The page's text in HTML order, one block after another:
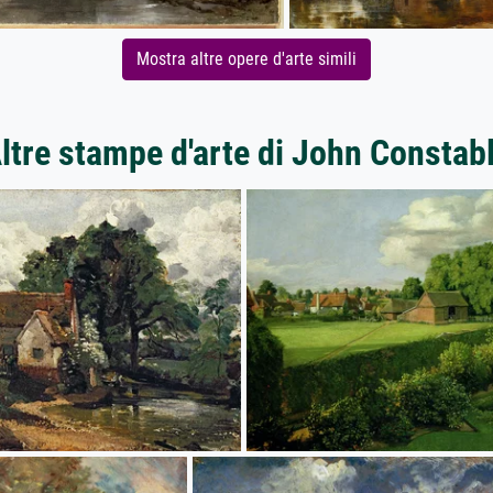
Mostra altre opere d'arte simili
stampe d'arte di John